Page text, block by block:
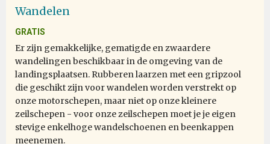
Wandelen
GRATIS
Er zijn gemakkelijke, gematigde en zwaardere
wandelingen beschikbaar in de omgeving van de
landingsplaatsen. Rubberen laarzen met een gripzool
die geschikt zijn voor wandelen worden verstrekt op
onze motorschepen, maar niet op onze kleinere
zeilschepen - voor onze zeilschepen moet je je eigen
stevige enkelhoge wandelschoenen en beenkappen
meenemen.